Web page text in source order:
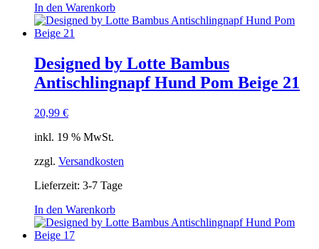
In den Warenkorb
Designed by Lotte Bambus
Antischlingnapf Hund Pom Beige 21
20,99 €
inkl. 19 % MwSt.
zzgl. Versandkosten
Lieferzeit: 3-7 Tage
In den Warenkorb